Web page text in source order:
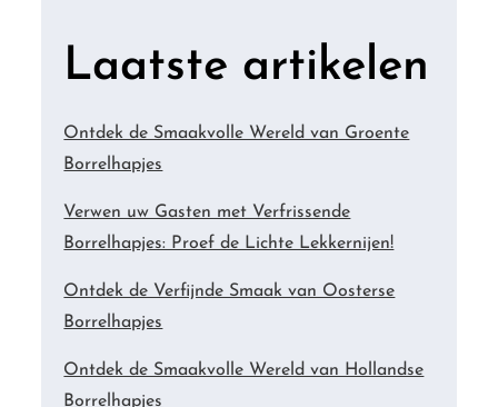
Laatste artikelen
Ontdek de Smaakvolle Wereld van Groente
Borrelhapjes
Verwen uw Gasten met Verfrissende
Borrelhapjes: Proef de Lichte Lekkernijen!
Ontdek de Verfijnde Smaak van Oosterse
Borrelhapjes
Ontdek de Smaakvolle Wereld van Hollandse
Borrelhapjes